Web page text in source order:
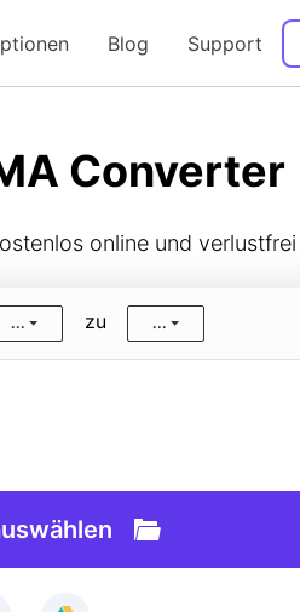
Blog Support
Converter
online und
... zu ...